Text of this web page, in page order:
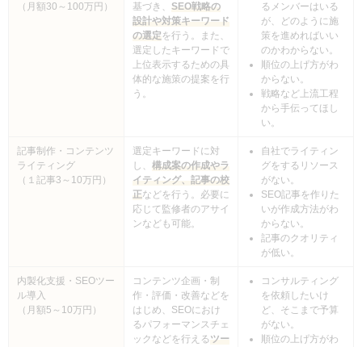
（月額30～100万円）
基づき、 SEO戦略の
設計や対策キーワード
の選定を行う。また、
選定したキーワードで
上位表示するための具
体的な施策の提案を行
う。
るメンバーはいる
が、どのように施
策を進めればいい
のかわからない。
順位の上げ方がわ
からない。
戦略など上流工程
から手伝ってほし
い。
記事制作・コンテンツ
ライティング
（１記事3～10万円）
選定キーワードに対
し、 構成案の作成やラ
イティング、記事の校
正などを行う。必要に
応じて監修者のアサイ
ンなども可能。
自社でライティン
グをするリソース
がない。
SEO記事を作りた
いが作成方法がわ
からない。
記事のクオリティ
が低い。
内製化支援・SEOツー
ル導入
（月額5～10万円）
コンテンツ企画・制
作・評価・改善などを
はじめ、SEOにおけ
るパフォーマンスチェ
ックなどを行える ツー
コンサルティング
を依頼したいけ
ど、そこまで予算
がない。
順位の上げ方がわ